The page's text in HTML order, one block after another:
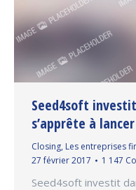
Seed4soft
s’apprête à
Closing, Les entreprises
27 février 2017
1 147
Seed4soft investit